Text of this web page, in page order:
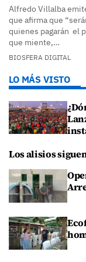
Alfredo Villalba
que afirma que
quienes pagarán el
que miente,…
BIOSFERA DIGITAL
LO MÁS VISTO
Los alisios